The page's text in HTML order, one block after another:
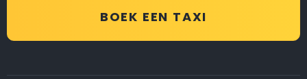
BOEK EEN TAXI